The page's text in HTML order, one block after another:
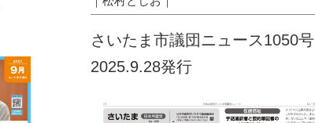
さいたま市議団ニュース1050号
2025.9.28発行